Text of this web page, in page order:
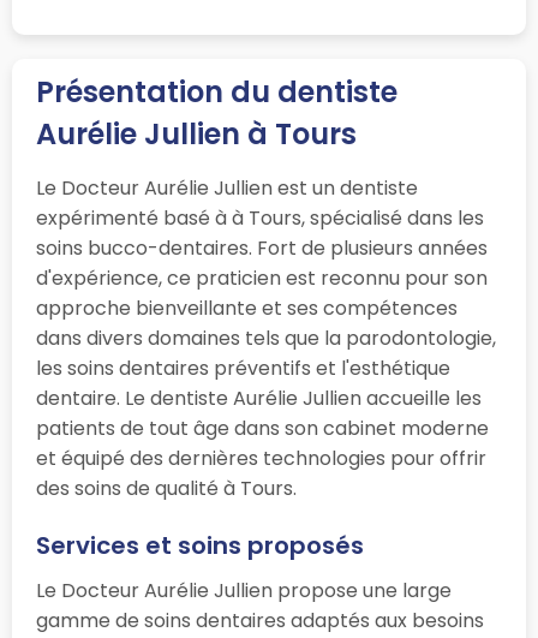
Présentation du dentiste
Aurélie Jullien à Tours
Le Docteur Aurélie Jullien est un dentiste
expérimenté basé à à Tours, spécialisé dans les
soins bucco-dentaires. Fort de plusieurs années
d'expérience, ce praticien est reconnu pour son
approche bienveillante et ses compétences
dans divers domaines tels que la parodontologie,
les soins dentaires préventifs et l'esthétique
dentaire. Le dentiste Aurélie Jullien accueille les
patients de tout âge dans son cabinet moderne
et équipé des dernières technologies pour offrir
des soins de qualité à Tours.
Services et soins proposés
Le Docteur Aurélie Jullien propose une large
gamme de soins dentaires adaptés aux besoins